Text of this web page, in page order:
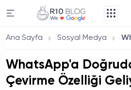
Ana Sayfa Sosyal Medya
WhatsApp'a
Çevirme Özelliği